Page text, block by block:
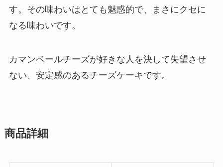
す。その味わいはとても魅惑的で、まさにクセに
なる味わいです。
カマンベールチーズが好きな人を決して失望させ
ない、安定感のあるチーズケーキです。
商品詳細